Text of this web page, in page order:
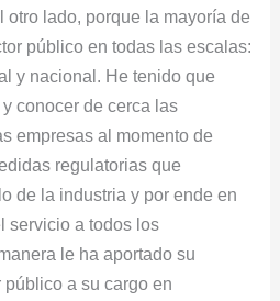
otro lado, porque la mayoría de
público en todas las escalas:
y nacional. He tenido que
conocer de cerca las
empresas al momento de
regulatorias que
de la industria y por ende en
servicio a todos los
le ha aportado su
a su cargo en